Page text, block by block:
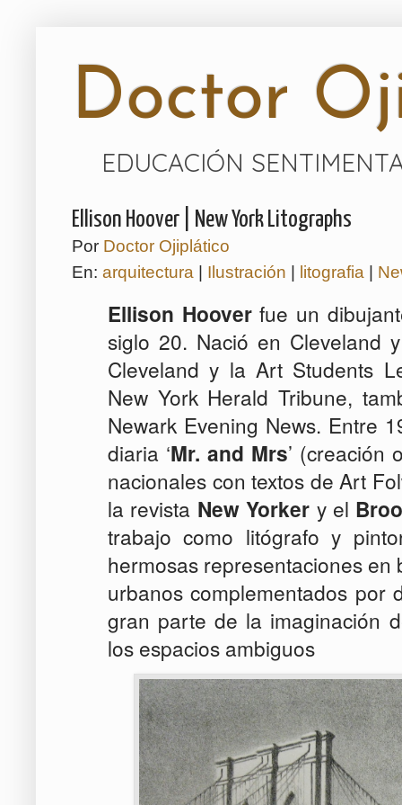
Doctor
EDUCACIÓN
Ellison Hoover | New York Litographs
Por Doctor Ojiplático
En: arquitectura Ilustración litografia
Ellison Hooverfue un
siglo 20. Nació en Cleveland
Cleveland y la Art Students
New York Herald Tribune,
Newark Evening News. Entre
diaria ‘Mr. and Mrs’ (creación
nacionales con textos de Art
la revista New Yorker y el
trabajo como litógrafo y
hermosas representaciones
urbanos complementados por
gran parte de la imaginación
los espacios ambiguos